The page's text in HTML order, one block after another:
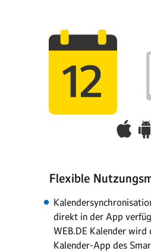
Flexible
direkt in der App
WEB.DE Kalender wird
Kalender-App des